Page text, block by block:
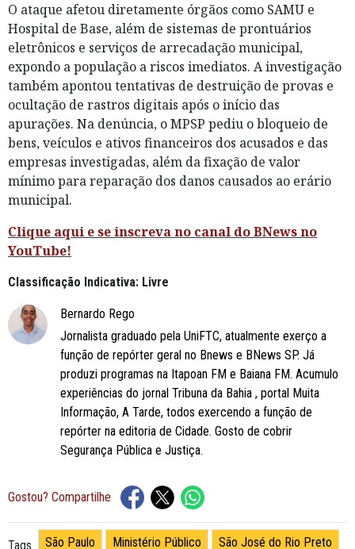
O ataque afetou diretamente órgãos como SAMU e
Hospital de Base, além de sistemas de prontuários
eletrônicos e serviços de arrecadação municipal,
expondo a população a riscos imediatos. A investigação
também apontou tentativas de destruição de provas e
ocultação de rastros digitais após o início das
apurações. Na denúncia, o MPSP pediu o bloqueio de
bens, veículos e ativos financeiros dos acusados e das
empresas investigadas, além da fixação de valor
mínimo para reparação dos danos causados ao erário
municipal.
Clique aqui e se inscreva no canal do BNews no
YouTube!
Classificação Indicativa: Livre
Bernardo Rego
Jornalista graduado pela UniFTC, atualmente exerço a
função de repórter geral no Bnews e BNews SP. Já
produzi programas na Itapoan FM e Baiana FM. Acumulo
experiências do jornal Tribuna da Bahia , portal Muita
Informação, A Tarde, todos exercendo a função de
repórter na editoria de Cidade. Gosto de cobrir
Segurança Pública e Justiça.
Gostou? Compartilhe
Tags São Paulo Ministério Público São José do Rio Preto